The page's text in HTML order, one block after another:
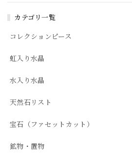
カテゴリ一覧
コレクションピース
虹入り水晶
水入り水晶
天然石リスト
宝石（ファセットカット）
鉱物・置物